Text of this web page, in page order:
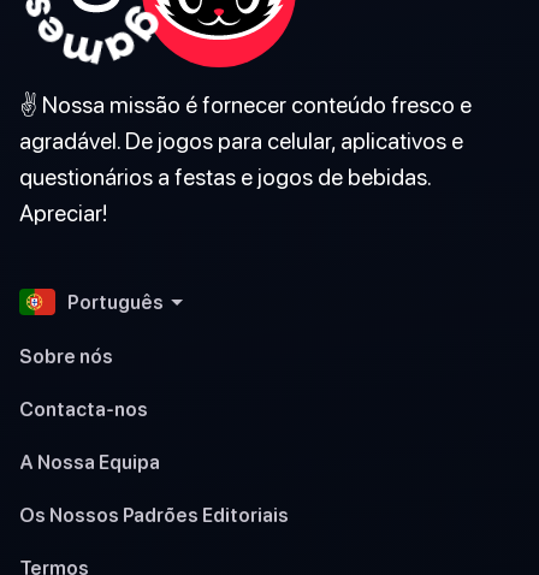
✌️ Nossa missão é fornecer conteúdo fresco e
agradável. De jogos para celular, aplicativos e
questionários a festas e jogos de bebidas.
Apreciar!
Português
Sobre nós
Contacta-nos
A Nossa Equipa
Os Nossos Padrões Editoriais
Termos